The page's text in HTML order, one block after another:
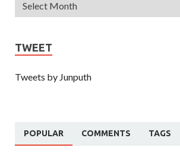
TWEET
Tweets by Junputh
POPULAR COMMENTS TAGS